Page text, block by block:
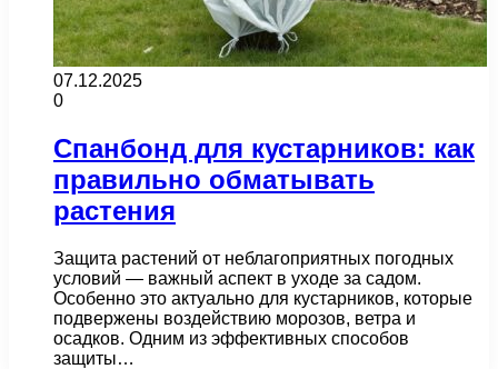
07.12.2025
0
Спанбонд для кустарников: как
правильно обматывать
растения
Защита растений от неблагоприятных погодных
условий — важный аспект в уходе за садом.
Особенно это актуально для кустарников, которые
подвержены воздействию морозов, ветра и
осадков. Одним из эффективных способов
защиты…